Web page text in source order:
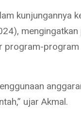
kunjungannya
program-
ujar Akmal.